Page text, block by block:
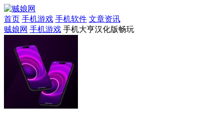
首页 手机游戏 手机软件 文章资讯
贼娘网 手机游戏 手机大亨汉化版畅玩